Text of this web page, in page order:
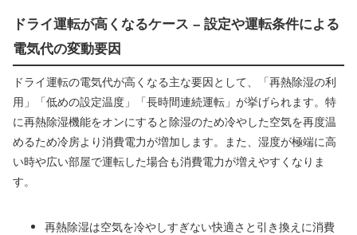
ドライ運転が高くなるケース – 設定や運転条件による
電気代の変動要因
ドライ運転の電気代が高くなる主な要因として、「再熱除湿の利
用」「低めの設定温度」「長時間連続運転」が挙げられます。特
に再熱除湿機能をオンにすると除湿のため冷やした空気を再度温
めるため冷房より消費電力が増加します。また、湿度が極端に高
い時や広い部屋で運転した場合も消費電力が増えやすくなりま
す。
再熱除湿は空気を冷やしすぎない快適さと引き換えに消費